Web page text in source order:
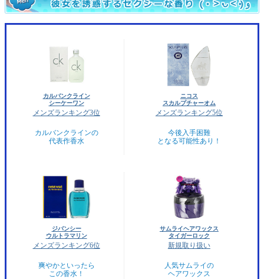
カルバンクライン
シーケーワン
メンズランキング3位
カルバンクラインの
代表作香水
ニコス
スカルプチャーオム
メンズランキング5位
今後入手困難
となる可能性あり！
ジバンシー
ウルトラマリン
メンズランキング6位
爽やかといったら
この香水！
サムライヘアワックス
タイガーロック
新規取り扱い
人気サムライの
ヘアワックス